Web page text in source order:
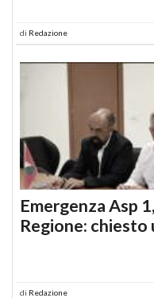
di Redazione
Emergenza Asp
Regione:
di Redazione